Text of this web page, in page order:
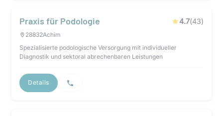
Praxis für Podologie 4.7(43)
28832Achim
Spezialisierte podologische Versorgung mit individueller
Diagnostik und sektoral abrechenbaren Leistungen
Details